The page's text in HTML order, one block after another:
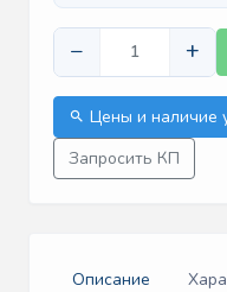
− +
Цены и наличие
Запросить КП
Описание